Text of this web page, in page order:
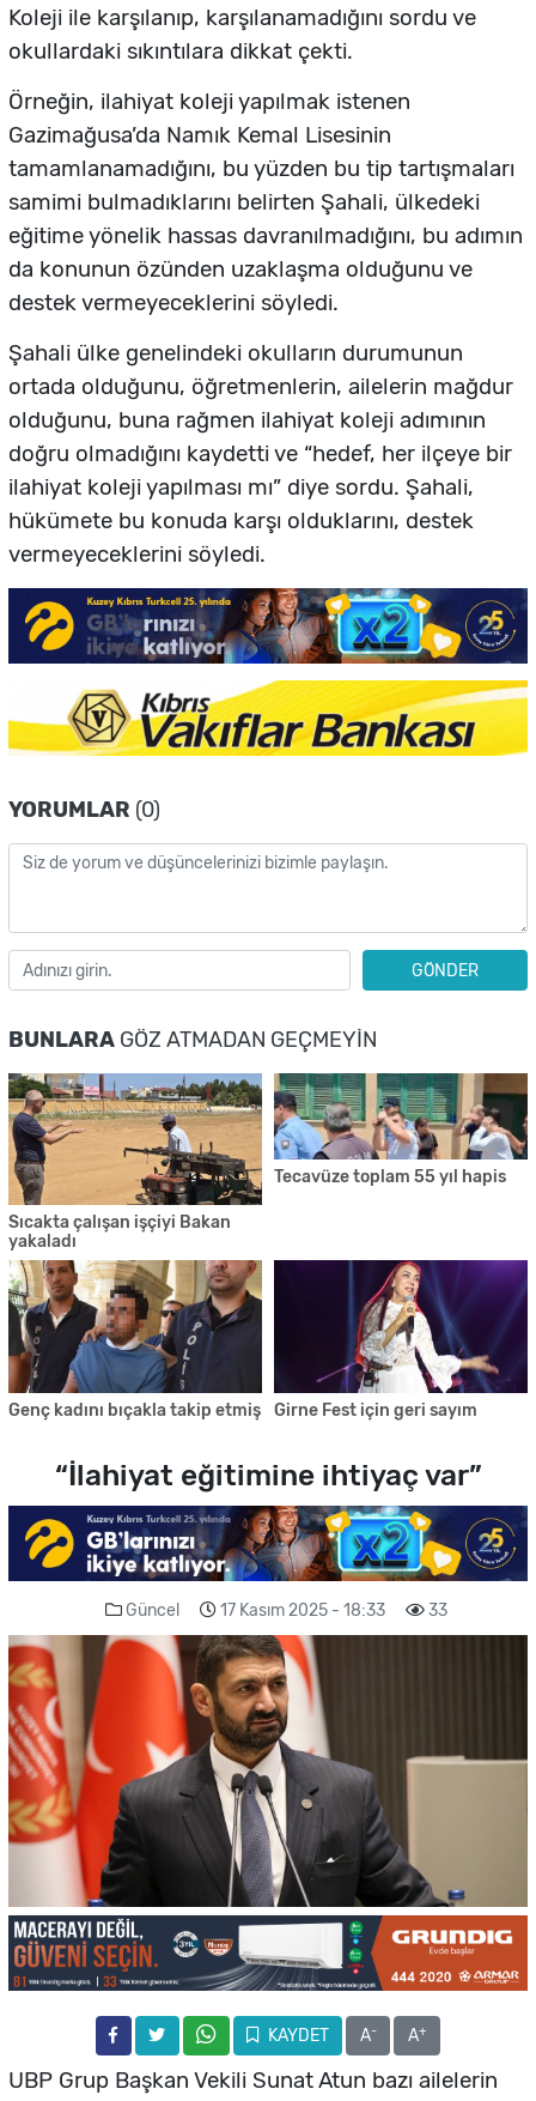
Koleji ile karşılanıp, karşılanamadığını sordu ve
okullardaki sıkıntılara dikkat çekti.
Örneğin, ilahiyat koleji yapılmak istenen
Gazimağusa’da Namık Kemal Lisesinin
tamamlanamadığını, bu yüzden bu tip tartışmaları
samimi bulmadıklarını belirten Şahali, ülkedeki
eğitime yönelik hassas davranılmadığını, bu adımın
da konunun özünden uzaklaşma olduğunu ve
destek vermeyeceklerini söyledi.
Şahali ülke genelindeki okulların durumunun
ortada olduğunu, öğretmenlerin, ailelerin mağdur
olduğunu, buna rağmen ilahiyat koleji adımının
doğru olmadığını kaydetti ve “hedef, her ilçeye bir
ilahiyat koleji yapılması mı” diye sordu. Şahali,
hükümete bu konuda karşı olduklarını, destek
vermeyeceklerini söyledi.
YORUMLAR (0)
GÖNDER
BUNLARA GÖZ ATMADAN GEÇMEYIN
Sıcakta çalışan işçiyi Bakan
yakaladı
Tecavüze toplam 55 yıl hapis
Genç kadını bıçakla takip etmiş Girne Fest için geri sayım
“İlahiyat eğitimine ihtiyaç var”
Güncel 17 Kasım 2025 - 18:33 33
KAYDET A- A+
UBP Grup Başkan Vekili Sunat Atun bazı ailelerin